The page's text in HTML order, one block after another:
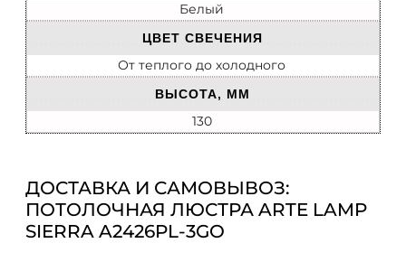
Белый
ЦВЕТ СВЕЧЕНИЯ
От теплого до холодного
ВЫСОТА, ММ
130
ДОСТАВКА И САМОВЫВОЗ:
ПОТОЛОЧНАЯ ЛЮСТРА ARTE LAMP
SIERRA A2426PL-3GO